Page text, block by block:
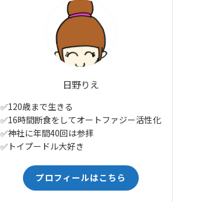
日野りえ
✅120歳まで生きる
✅16時間断食をしてオートファジー活性化
✅神社に年間40回は参拝
✅トイプードル大好き
プロフィールはこちら